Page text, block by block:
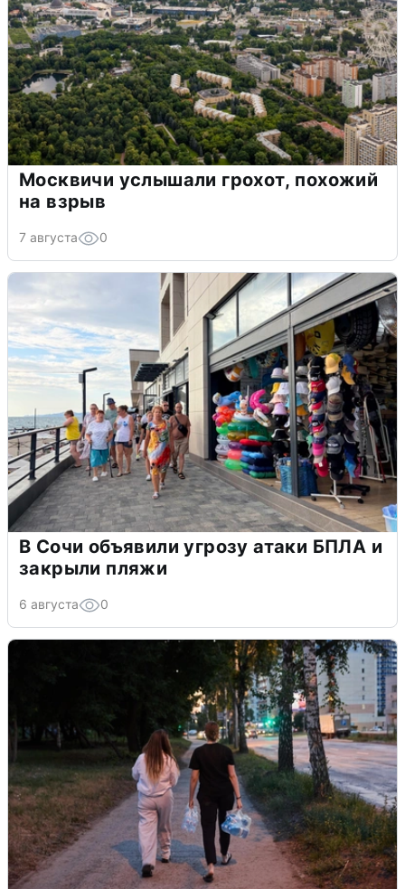
Москвичи услышали грохот, похожий
на взрыв
7 августа 0
В Сочи объявили угрозу атаки БПЛА и
закрыли пляжи
6 августа 0